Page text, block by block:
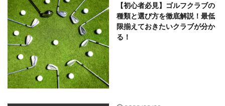
【初心者必見】ゴルフクラブの
種類と選び方を徹底解説！最低
限揃えておきたいクラブが分か
る！